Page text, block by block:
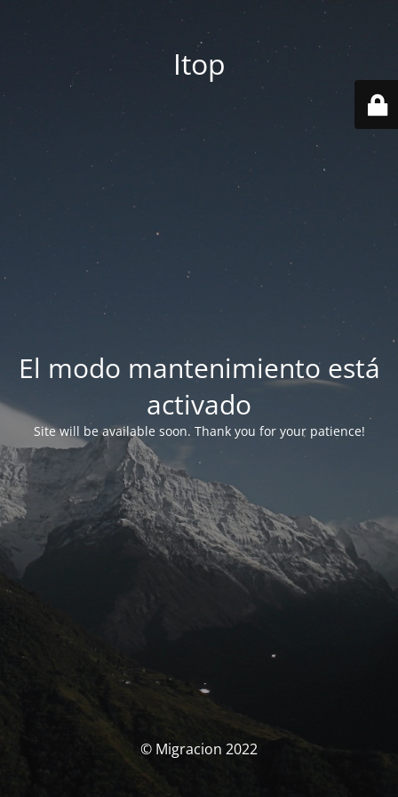
Itop
El modo mantenimiento está
activado
Site will be available soon. Thank you for your patience!
© Migracion 2022